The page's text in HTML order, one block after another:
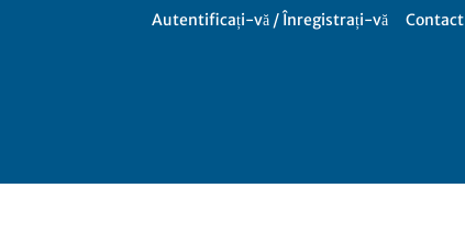
Autentificați-vă / Înregistrați-vă Contact